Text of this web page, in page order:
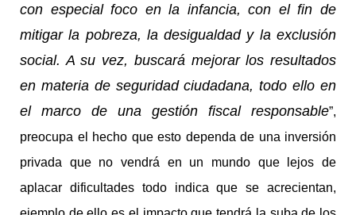
con especial foco en la infancia, con el fin de
mitigar la pobreza, la desigualdad y la exclusión
social. A su vez, buscará mejorar los resultados
en materia de seguridad ciudadana, todo ello en
el marco de una gestión fiscal responsable”,
preocupa el hecho que esto dependa de una inversión
privada que no vendrá en un mundo que lejos de
aplacar dificultades todo indica que se acrecientan,